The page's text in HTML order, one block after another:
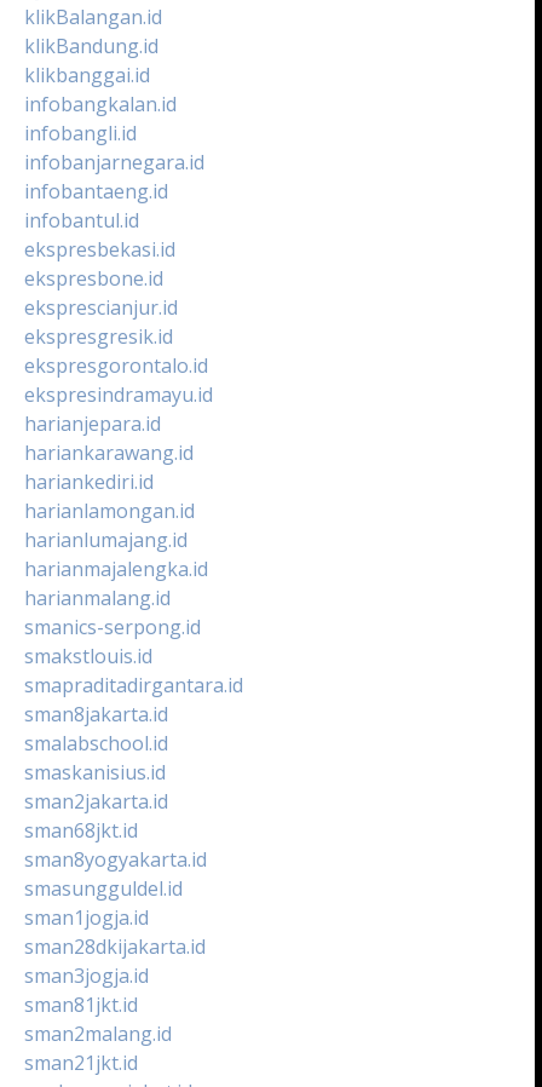
klikBalangan.id
klikBandung.id
klikbanggai.id
infobangkalan.id
infobangli.id
infobanjarnegara.id
infobantaeng.id
infobantul.id
ekspresbekasi.id
ekspresbone.id
eksprescianjur.id
ekspresgresik.id
ekspresgorontalo.id
ekspresindramayu.id
harianjepara.id
hariankarawang.id
hariankediri.id
harianlamongan.id
harianlumajang.id
harianmajalengka.id
harianmalang.id
smanics-serpong.id
smakstlouis.id
smapraditadirgantara.id
sman8jakarta.id
smalabschool.id
smaskanisius.id
sman2jakarta.id
sman68jkt.id
sman8yogyakarta.id
smasungguldel.id
sman1jogja.id
sman28dkijakarta.id
sman3jogja.id
sman81jkt.id
sman2malang.id
sman21jkt.id